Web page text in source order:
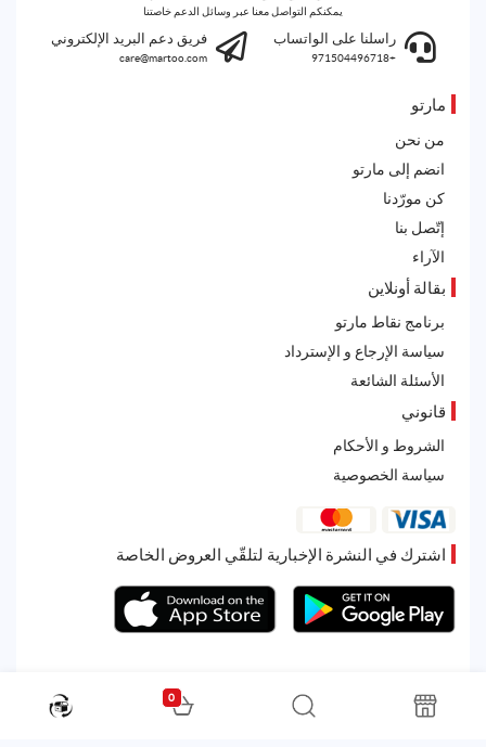
يمكنكم التواصل معنا عبر وسائل الدعم خاصتنا
راسلنا على الواتساب
+971504496718
فريق دعم البريد الإلكتروني
care@martoo.com
مارتو
من نحن
انضم إلى مارتو
كن مورّدنا
إتّصل بنا
الآراء
بقالة أونلاين
برنامج نقاط مارتو
سياسة الإرجاع و الإسترداد
الأسئلة الشائعة
قانوني
الشروط و الأحكام
سياسة الخصوصية
اشترك في النشرة الإخبارية لتلقّي العروض الخاصة
All rights reserved. Powered by Martoo © 2026
0